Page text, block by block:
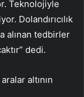
Teknolojiyle
Dolandırıcılık
alınan tedbirler
dedi.
altının